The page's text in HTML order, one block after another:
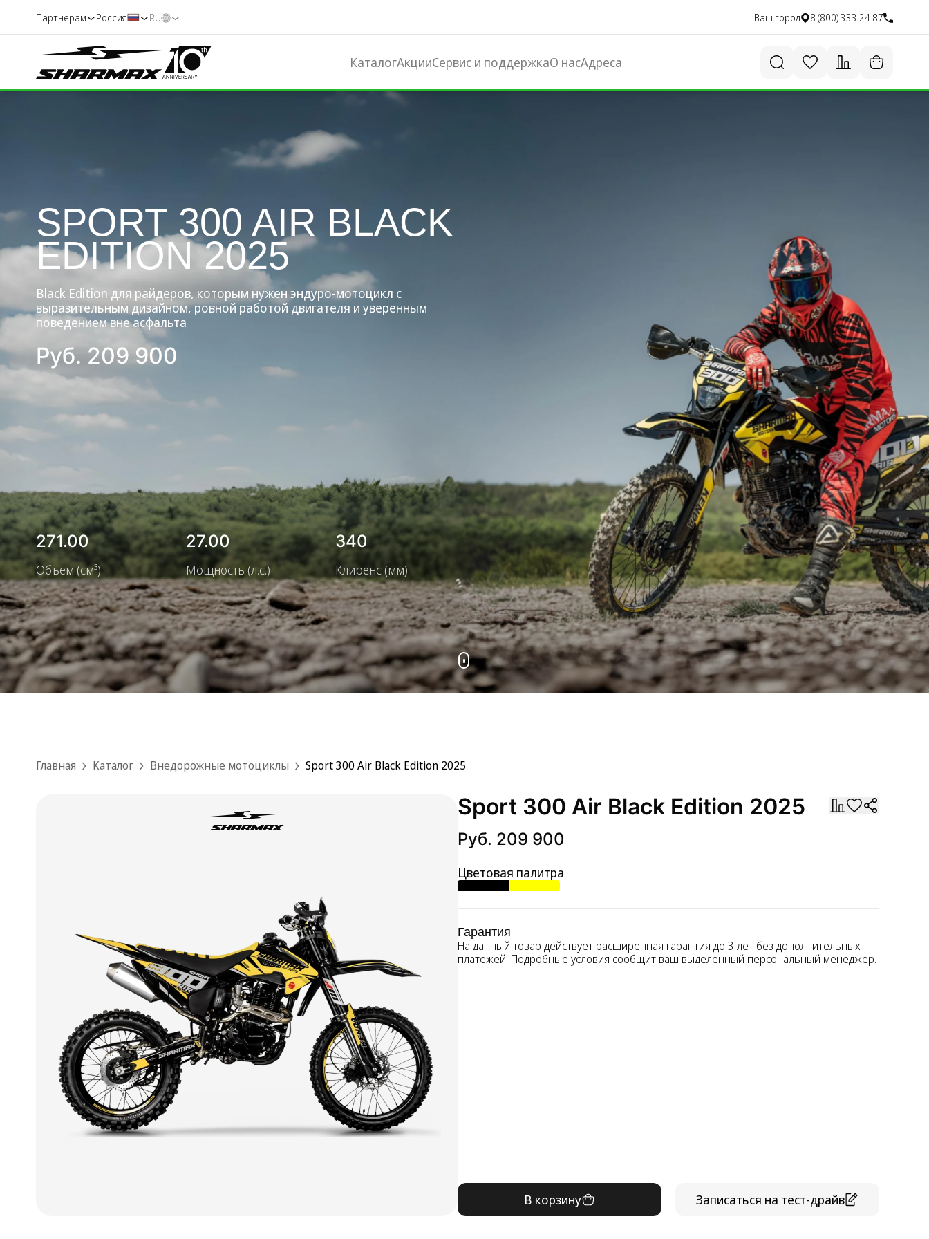
Партнерам Россия RU Ваш город 8 (800) 333 24 87
КаталогАкцииСервис и поддержкаО насАдреса
SPORT 300 AIR BLACK
EDITION 2025
Black Edition для райдеров, которым нужен эндуро-мотоцикл с
выразительным дизайном, ровной работой двигателя и уверенным
поведением вне асфальта
Руб.209 900
271.00 27.00 340
Объём (см³) Мощность (л.с.) Клиренс (мм)
Главная Каталог Внедорожные мотоциклы Sport 300 Air Black Edition 2025
Sport 300 Air Black Edition 2025
Руб. 209 900
Цветовая палитра
Гарантия
На данный товар действует расширенная гарантия до 3 лет без дополнительных
платежей. Подробные условия сообщит ваш выделенный персональный менеджер.
В корзину Записаться на тест-драйв